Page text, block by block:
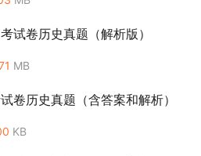
试卷历史真题（解析版）
MB
卷历史真题（含答案和解析）
KB